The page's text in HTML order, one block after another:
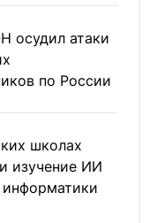
осудил атаки
по России
школах
изучение ИИ
информатики